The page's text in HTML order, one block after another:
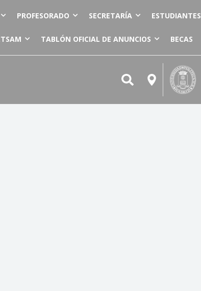
PROFESORADO SECRETARÍA ESTUDIANTES
TABLÓN OFICIAL DE ANUNCIOS BECAS